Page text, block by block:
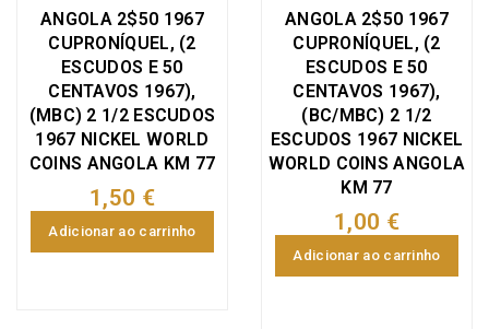
ANGOLA 2$50 1967
CUPRONÍQUEL, (2
ESCUDOS E 50
CENTAVOS 1967),
(MBC) 2 1/2 ESCUDOS
1967 NICKEL WORLD
COINS ANGOLA KM 77
1,50 €
Adicionar ao carrinho
ANGOLA 2$50 1967
CUPRONÍQUEL, (2
ESCUDOS E 50
CENTAVOS 1967),
(BC/MBC) 2 1/2
ESCUDOS 1967 NICKEL
WORLD COINS ANGOLA
KM 77
1,00 €
Adicionar ao carrinho